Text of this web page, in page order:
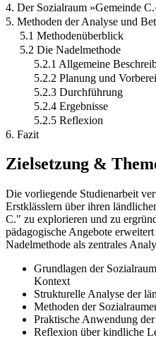
4. Der Sozialraum »Gemeinde
5. Methoden der Analyse und
5.1 Methodenüberblick
5.2 Die Nadelmethode
5.2.1 Allgemeine
5.2.2 Planung und
5.2.3 Durchführung
5.2.4 Ergebnisse
5.2.5 Reflexion
6. Fazit
Zielsetzung &
Die vorliegende Studienarbeit
Erstklässlern über ihren
C." zu explorieren und zu
pädagogische Angebote
Nadelmethode als zentrales
Grundlagen der
Kontext
Strukturelle Analyse der
Methoden der
Praktische Anwendung
Reflexion über kindliche